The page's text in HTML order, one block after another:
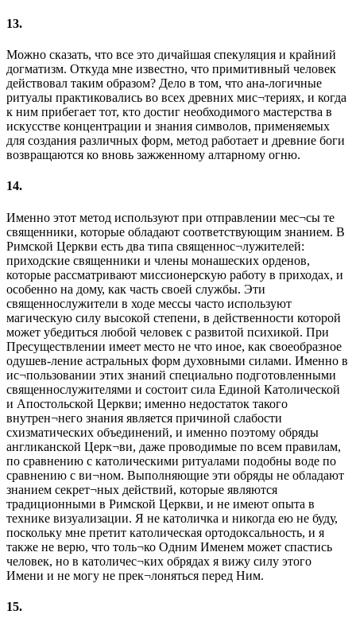
13.
Можно сказать, что все это дичайшая спекуляция и крайний
догматизм. Откуда мне известно, что примитивный человек
действовал таким образом? Дело в том, что ана-логичные
ритуалы практиковались во всех древних мис¬териях, и когда
к ним прибегает тот, кто достиг необходимого мастерства в
искусстве концентрации и знания символов, применяемых
для создания различных форм, метод работает и древние боги
возвращаются ко вновь зажженному алтарному огню.
14.
Именно этот метод используют при отправлении мес¬сы те
священники, которые обладают соответствующим знанием. В
Римской Церкви есть два типа священнос¬лужителей:
приходские священники и члены монашеских орденов,
которые рассматривают миссионерскую работу в приходах, и
особенно на дому, как часть своей службы. Эти
священнослужители в ходе мессы часто используют
магическую силу высокой степени, в действенности которой
может убедиться любой человек с развитой психикой. При
Пресуществлении имеет место не что иное, как своеобразное
одушев-ление астральных форм духовными силами. Именно в
ис¬пользовании этих знаний специально подготовленными
священнослужителями и состоит сила Единой Католической
и Апостольской Церкви; именно недостаток такого
внутрен¬него знания является причиной слабости
схизматических объединений, и именно поэтому обряды
англиканской Церк¬ви, даже проводимые по всем правилам,
по сравнению с католическими ритуалами подобны воде по
сравнению с ви¬ном. Выполняющие эти обряды не обладают
знанием секрет¬ных действий, которые являются
традиционными в Римской Церкви, и не имеют опыта в
технике визуализации. Я не католичка и никогда ею не буду,
поскольку мне претит католическая ортодоксальность, и я
также не верю, что толь¬ко Одним Именем может спастись
человек, но в католичес¬ких обрядах я вижу силу этого
Имени и не могу не прек¬лоняться перед Ним.
15.